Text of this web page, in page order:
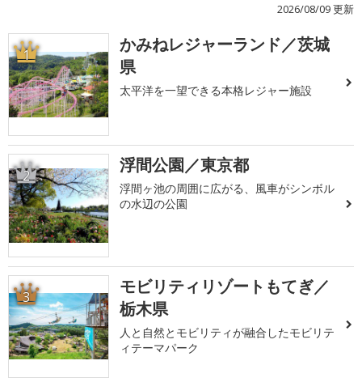
2026/08/09 更新
1
かみねレジャーランド／茨城
県
太平洋を一望できる本格レジャー施設
2 浮間公園／東京都
浮間ヶ池の周囲に広がる、風車がシンボル
の水辺の公園
3
モビリティリゾートもてぎ／
栃木県
人と自然とモビリティが融合したモビリテ
ィテーマパーク